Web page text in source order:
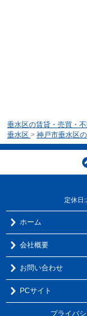
垂水区の賃貸・売買・
垂水区 > 神戸市垂水区
定休日:
ホーム
会社概要
お問い合わせ
PCサイト
プライバ